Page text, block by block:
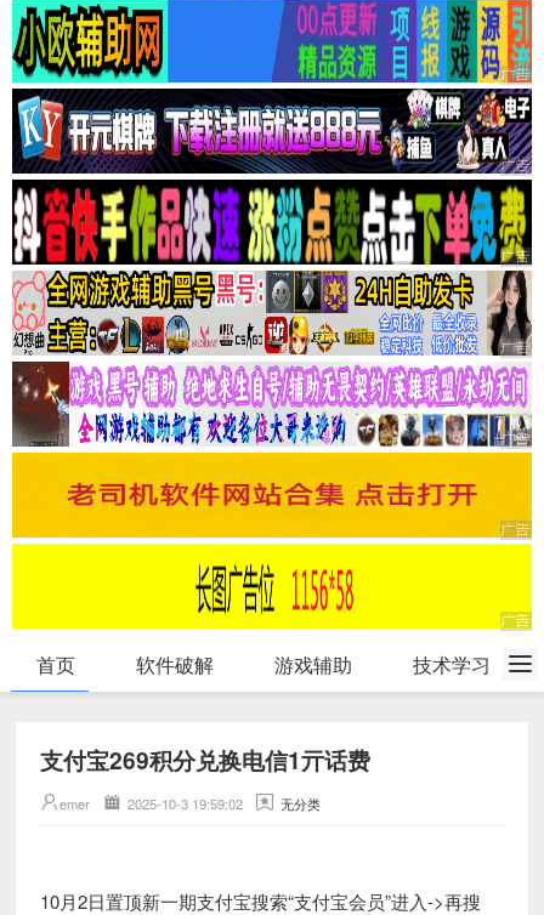
首页 软件破解 游戏辅助 技术学习
支付宝269积分兑换电信1亓话费
emer 2025-10-3 19:59:02 无分类
10月2日置顶新一期支付宝搜索“支付宝会员”进入->再搜